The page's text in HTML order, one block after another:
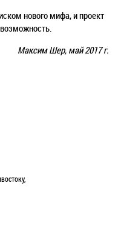
нового мифа, и проект
Максим Шер, май 2017 г.